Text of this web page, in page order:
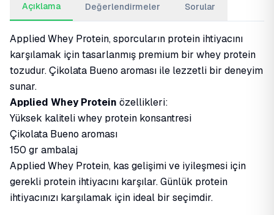
Açıklama Değerlendirmeler Sorular
Applied Whey Protein, sporcuların protein ihtiyacını
karşılamak için tasarlanmış premium bir whey protein
tozudur. Çikolata Bueno aroması ile lezzetli bir deneyim
sunar.
Applied Whey Protein özellikleri:
Yüksek kaliteli whey protein konsantresi
Çikolata Bueno aroması
150 gr ambalaj
Applied Whey Protein, kas gelişimi ve iyileşmesi için
gerekli protein ihtiyacını karşılar. Günlük protein
ihtiyacınızı karşılamak için ideal bir seçimdir.